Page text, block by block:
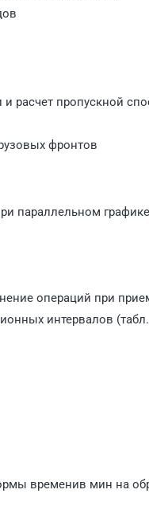
расчет пропускной
фронтов
параллельном
операций при
интервалов
временив мин на